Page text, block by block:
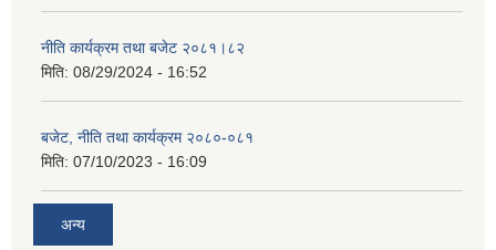
नीति कार्यक्रम तथा बजेट २०८१।८२
मिति: 08/29/2024 - 16:52
बजेट, नीति तथा कार्यक्रम २०८०-०८१
मिति: 07/10/2023 - 16:09
अन्य